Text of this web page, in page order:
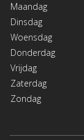
Maandag
Dinsdag
Woensdag
Donderdag
Vrijdag
Zaterdag
Zondag